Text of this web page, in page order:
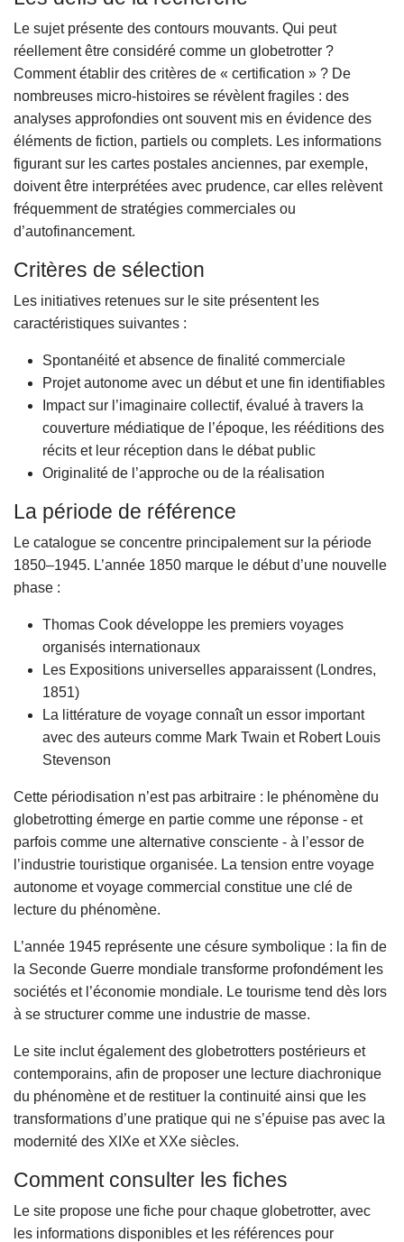
Le sujet présente des contours mouvants. Qui peut
réellement être considéré comme un globetrotter ?
Comment établir des critères de « certification » ? De
nombreuses micro-histoires se révèlent fragiles : des
analyses approfondies ont souvent mis en évidence des
éléments de fiction, partiels ou complets. Les informations
figurant sur les cartes postales anciennes, par exemple,
doivent être interprétées avec prudence, car elles relèvent
fréquemment de stratégies commerciales ou
d’autofinancement.
Critères de sélection
Les initiatives retenues sur le site présentent les
caractéristiques suivantes :
Spontanéité et absence de finalité commerciale
Projet autonome avec un début et une fin identifiables
Impact sur l’imaginaire collectif, évalué à travers la
couverture médiatique de l’époque, les rééditions des
récits et leur réception dans le débat public
Originalité de l’approche ou de la réalisation
La période de référence
Le catalogue se concentre principalement sur la période
1850–1945. L’année 1850 marque le début d’une nouvelle
phase :
Thomas Cook développe les premiers voyages
organisés internationaux
Les Expositions universelles apparaissent (Londres,
1851)
La littérature de voyage connaît un essor important
avec des auteurs comme Mark Twain et Robert Louis
Stevenson
Cette périodisation n’est pas arbitraire : le phénomène du
globetrotting émerge en partie comme une réponse - et
parfois comme une alternative consciente - à l’essor de
l’industrie touristique organisée. La tension entre voyage
autonome et voyage commercial constitue une clé de
lecture du phénomène.
L’année 1945 représente une césure symbolique : la fin de
la Seconde Guerre mondiale transforme profondément les
sociétés et l’économie mondiale. Le tourisme tend dès lors
à se structurer comme une industrie de masse.
Le site inclut également des globetrotters postérieurs et
contemporains, afin de proposer une lecture diachronique
du phénomène et de restituer la continuité ainsi que les
transformations d’une pratique qui ne s’épuise pas avec la
modernité des XIXe et XXe siècles.
Comment consulter les fiches
Le site propose une fiche pour chaque globetrotter, avec
les informations disponibles et les références pour